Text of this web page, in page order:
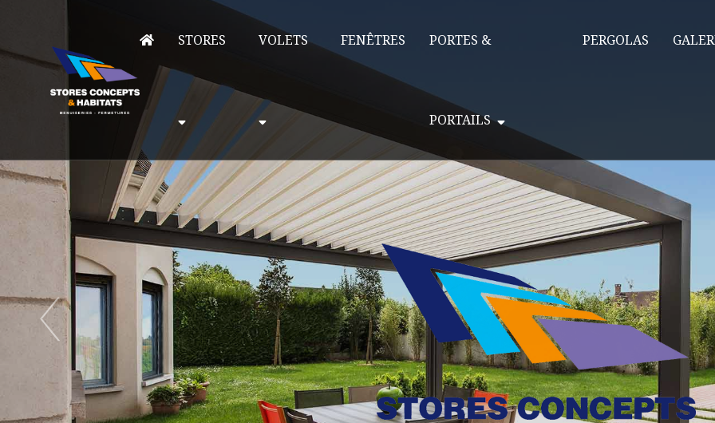
STORES VOLETS FENÊTRES PORTES &
PORTAILS
PERGOLAS